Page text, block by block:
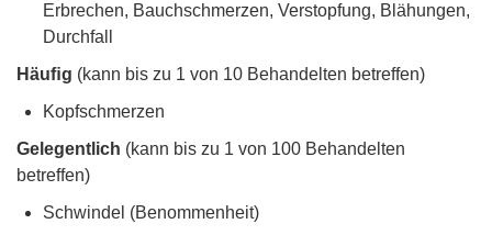
Erbrechen, Bauchschmerzen, Verstopfung, Blähungen,
Durchfall
Häuﬁg (kann bis zu 1 von 10 Behandelten betreffen)
Kopfschmerzen
Gelegentlich (kann bis zu 1 von 100 Behandelten
betreffen)
Schwindel (Benommenheit)